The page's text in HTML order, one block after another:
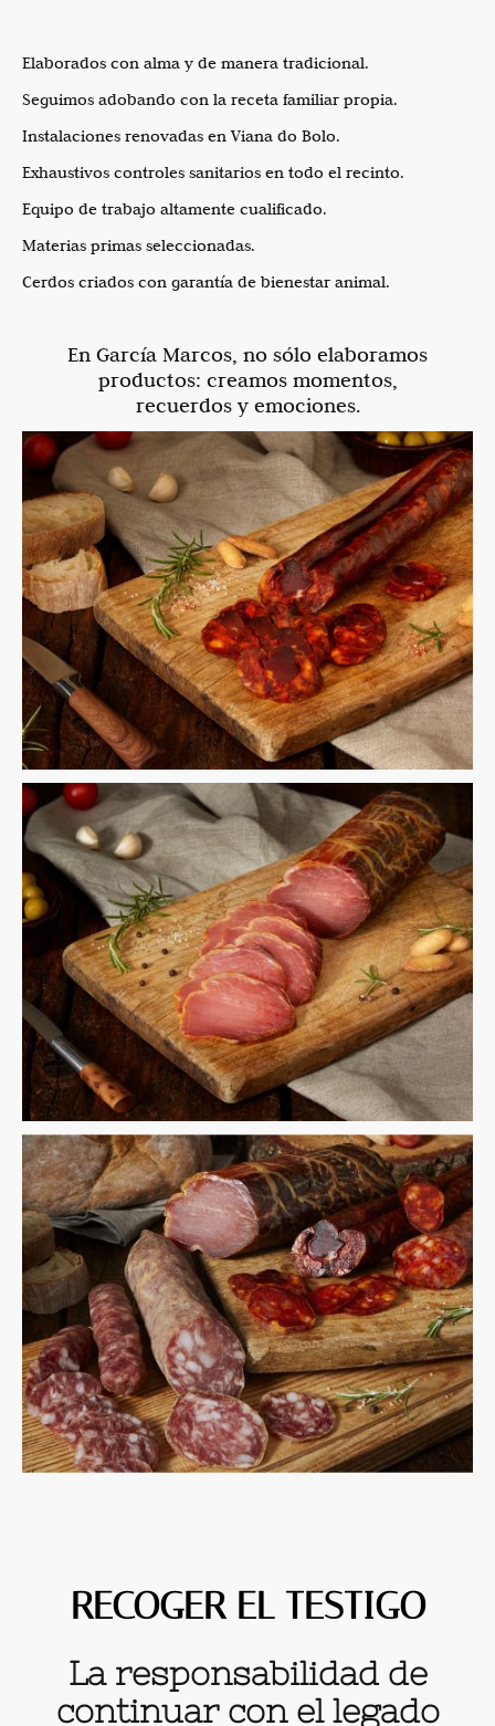
Elaborados con alma y de manera tradicional.
Seguimos adobando con la receta familiar propia.
Instalaciones renovadas en Viana do Bolo.
Exhaustivos controles sanitarios en todo el recinto.
Equipo de trabajo altamente cualificado.
Materias primas seleccionadas.
Cerdos criados con garantía de bienestar animal.
En García Marcos, no sólo elaboramos
productos: creamos momentos,
recuerdos y emociones.
RECOGER EL TESTIGO
La responsabilidad de
continuar con el legado